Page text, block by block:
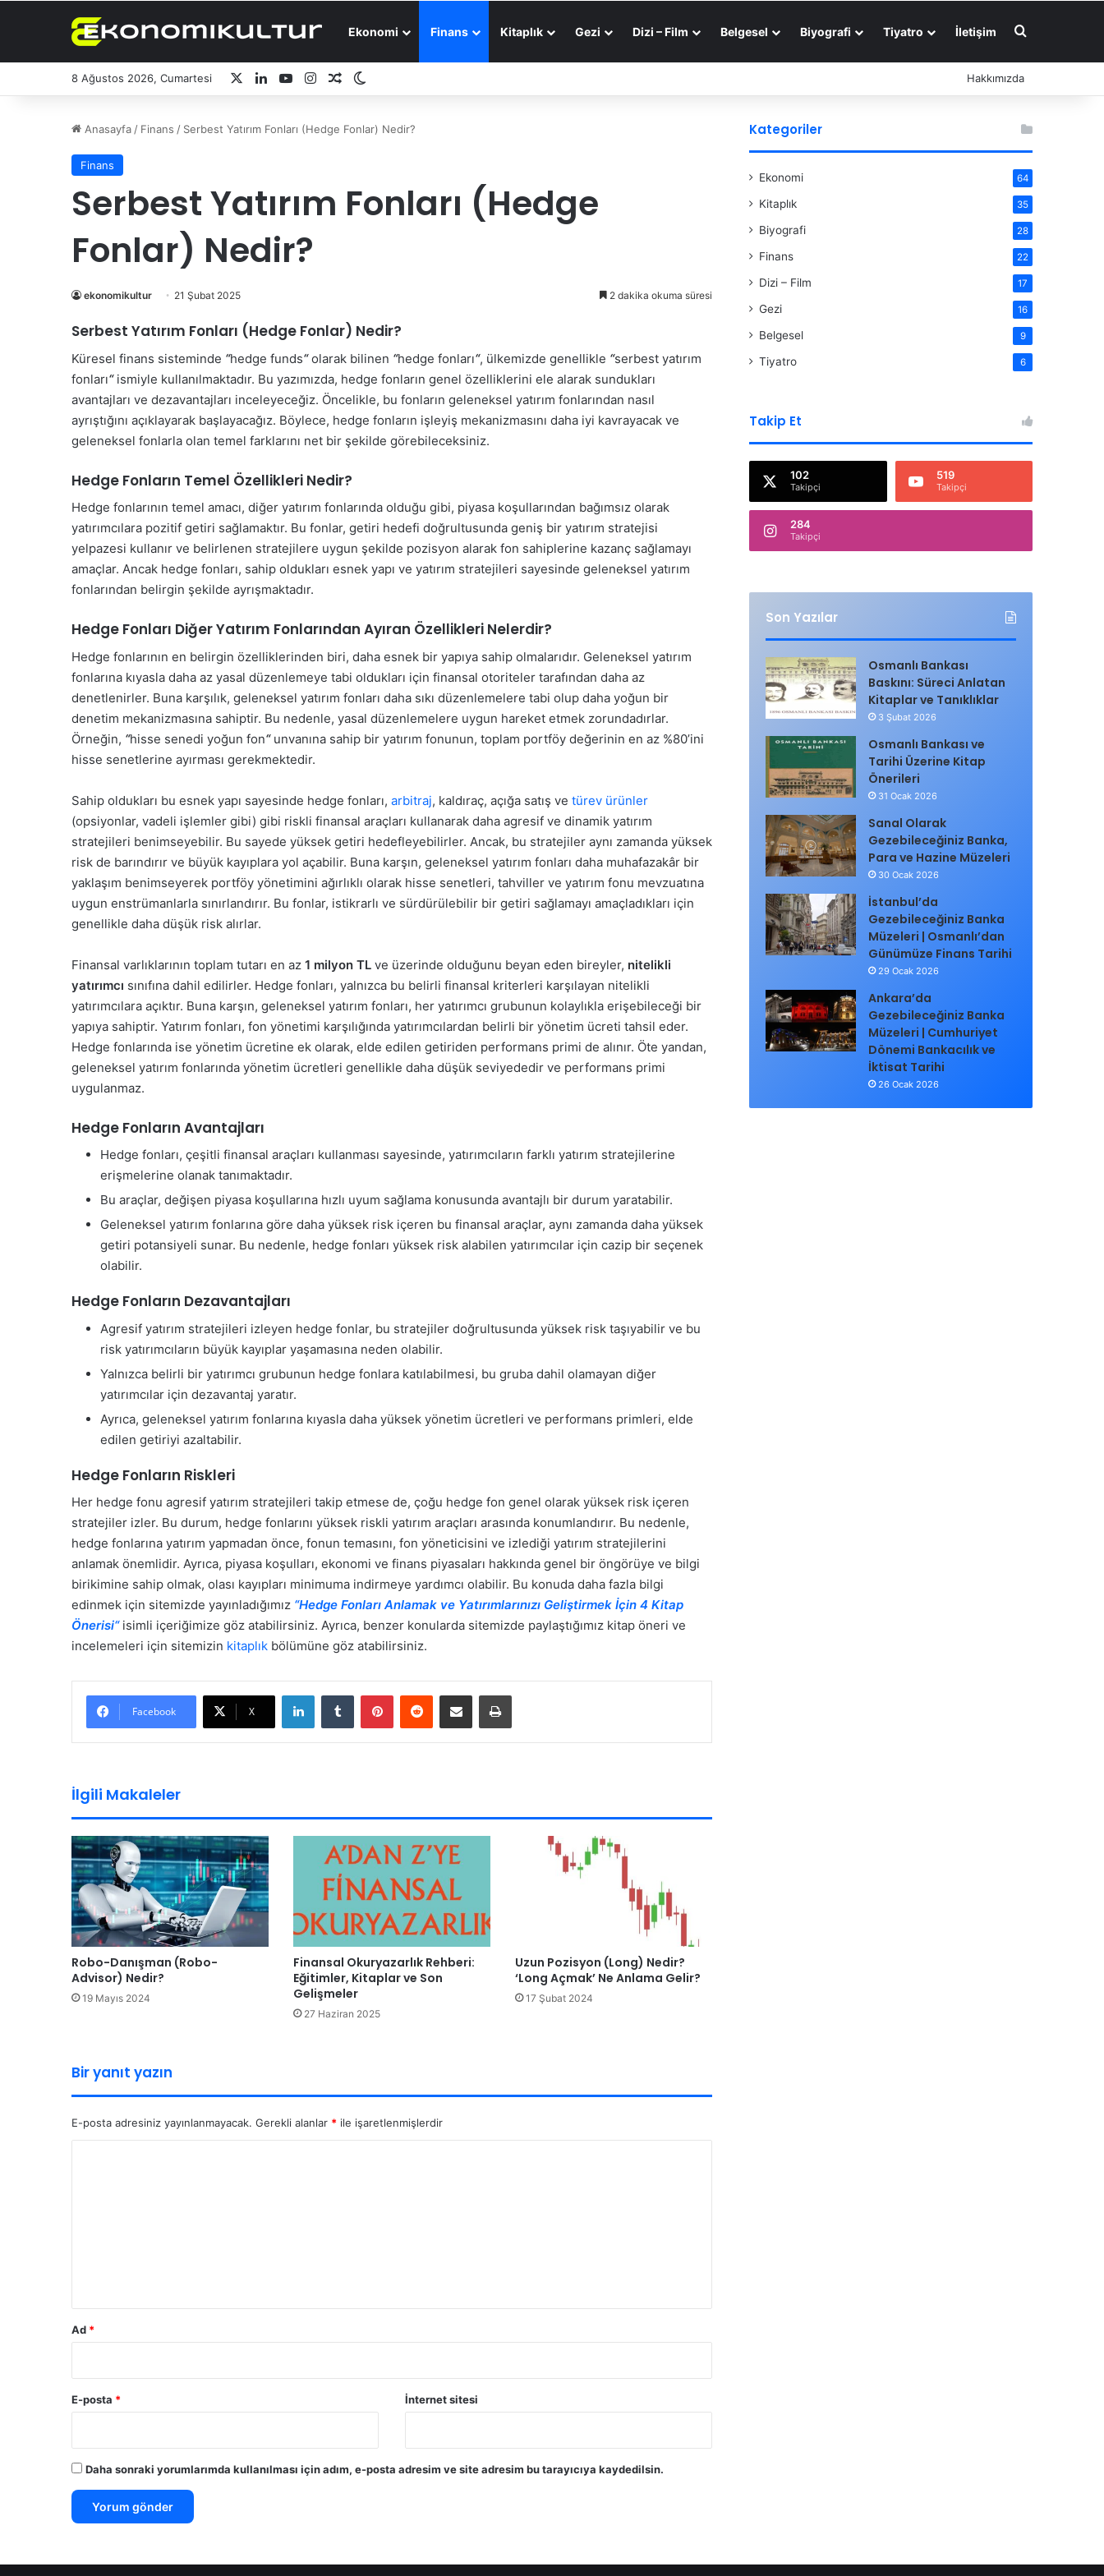
Ekonomi Finans Kitaplık Gezi Dizi – Film Belgesel Biyografi Tiyatro İletişim Arama yap
8 Ağustos 2026, Cumartesi LinkedInYouTubeInstagramRastgele Makale Hakkımızda
Anasayfa / Finans / Serbest Yatırım Fonları (Hedge Fonlar) Nedir?
Finans
Serbest Yatırım Fonları (Hedge
Fonlar) Nedir?
ekonomikultur 21 Şubat 2025 2 dakika okuma süresi
Serbest Yatırım Fonları (Hedge Fonlar) Nedir?
Küresel finans sisteminde “hedge funds“olarak bilinen “hedge fonları“, ülkemizde genellikle “serbest yatırım
fonları“ismiyle kullanılmaktadır. Bu yazımızda, hedge fonların genel özelliklerini ele alarak sundukları
avantajları ve dezavantajları inceleyeceğiz. Öncelikle, bu fonların geleneksel yatırım fonlarından nasıl
ayrıştığını açıklayarak başlayacağız. Böylece, hedge fonların işleyiş mekanizmasını daha iyi kavrayacak ve
geleneksel fonlarla olan temel farklarını net bir şekilde görebileceksiniz.
Hedge Fonların Temel Özellikleri Nedir?
Hedge fonlarının temel amacı, diğer yatırım fonlarında olduğu gibi, piyasa koşullarından bağımsız olarak
yatırımcılara pozitif getiri sağlamaktır. Bu fonlar, getiri hedefi doğrultusunda geniş bir yatırım stratejisi
yelpazesi kullanır ve belirlenen stratejilere uygun şekilde pozisyon alarak fon sahiplerine kazanç sağlamayı
amaçlar. Ancak hedge fonları, sahip oldukları esnek yapı ve yatırım stratejileri sayesinde geleneksel yatırım
fonlarından belirgin şekilde ayrışmaktadır.
Hedge Fonları Diğer Yatırım Fonlarından Ayıran Özellikleri Nelerdir?
Hedge fonlarının en belirgin özelliklerinden biri, daha esnek bir yapıya sahip olmalarıdır. Geleneksel yatırım
fonlarına kıyasla daha az yasal düzenlemeye tabi oldukları için finansal otoriteler tarafından daha az
denetlenirler. Buna karşılık, geleneksel yatırım fonları daha sıkı düzenlemelere tabi olup daha yoğun bir
denetim mekanizmasına sahiptir. Bu nedenle, yasal düzenlemelere uygun hareket etmek zorundadırlar.
Örneğin, “hisse senedi yoğun fon“unvanına sahip bir yatırım fonunun, toplam portföy değerinin en az %80’ini
hisse senetlerine ayırması gerekmektedir.
Sahip oldukları bu esnek yapı sayesinde hedge fonları, arbitraj, kaldıraç, açığa satış ve türev ürünler
(opsiyonlar, vadeli işlemler gibi) gibi riskli finansal araçları kullanarak daha agresif ve dinamik yatırım
stratejileri benimseyebilir. Bu sayede yüksek getiri hedefleyebilirler. Ancak, bu stratejiler aynı zamanda yüksek
risk de barındırır ve büyük kayıplara yol açabilir. Buna karşın, geleneksel yatırım fonları daha muhafazakâr bir
yaklaşım benimseyerek portföy yönetimini ağırlıklı olarak hisse senetleri, tahviller ve yatırım fonu mevzuatına
uygun enstrümanlarla sınırlandırır. Bu fonlar, istikrarlı ve sürdürülebilir bir getiri sağlamayı amaçladıkları için
genellikle daha düşük risk alırlar.
Finansal varlıklarının toplam tutarı en az 1 milyon TL ve üzerinde olduğunu beyan eden bireyler, nitelikli
yatırımcı sınıfına dahil edilirler. Hedge fonları, yalnızca bu belirli finansal kriterleri karşılayan nitelikli
yatırımcılara açıktır. Buna karşın, geleneksel yatırım fonları, her yatırımcı grubunun kolaylıkla erişebileceği bir
yapıya sahiptir. Yatırım fonları, fon yönetimi karşılığında yatırımcılardan belirli bir yönetim ücreti tahsil eder.
Hedge fonlarında ise yönetim ücretine ek olarak, elde edilen getiriden performans primi de alınır. Öte yandan,
geleneksel yatırım fonlarında yönetim ücretleri genellikle daha düşük seviyededir ve performans primi
uygulanmaz.
Hedge Fonların Avantajları
Hedge fonları, çeşitli finansal araçları kullanması sayesinde, yatırımcıların farklı yatırım stratejilerine
erişmelerine olanak tanımaktadır.
Bu araçlar, değişen piyasa koşullarına hızlı uyum sağlama konusunda avantajlı bir durum yaratabilir.
Geleneksel yatırım fonlarına göre daha yüksek risk içeren bu finansal araçlar, aynı zamanda daha yüksek
getiri potansiyeli sunar. Bu nedenle, hedge fonları yüksek risk alabilen yatırımcılar için cazip bir seçenek
olabilir.
Hedge Fonların Dezavantajları
Agresif yatırım stratejileri izleyen hedge fonlar, bu stratejiler doğrultusunda yüksek risk taşıyabilir ve bu
risk yatırımcıların büyük kayıplar yaşamasına neden olabilir.
Yalnızca belirli bir yatırımcı grubunun hedge fonlara katılabilmesi, bu gruba dahil olamayan diğer
yatırımcılar için dezavantaj yaratır.
Ayrıca, geleneksel yatırım fonlarına kıyasla daha yüksek yönetim ücretleri ve performans primleri, elde
edilen getiriyi azaltabilir.
Hedge Fonların Riskleri
Her hedge fonu agresif yatırım stratejileri takip etmese de, çoğu hedge fon genel olarak yüksek risk içeren
stratejiler izler. Bu durum, hedge fonlarını yüksek riskli yatırım araçları arasında konumlandırır. Bu nedenle,
hedge fonlarına yatırım yapmadan önce, fonun temasını, fon yöneticisini ve izlediği yatırım stratejilerini
anlamak önemlidir. Ayrıca, piyasa koşulları, ekonomi ve finans piyasaları hakkında genel bir öngörüye ve bilgi
birikimine sahip olmak, olası kayıpları minimuma indirmeye yardımcı olabilir. Bu konuda daha fazla bilgi
edinmek için sitemizde yayınladığımız “Hedge Fonları Anlamak ve Yatırımlarınızı Geliştirmek İçin 4 Kitap
Önerisi“isimli içeriğimize göz atabilirsiniz. Ayrıca, benzer konularda sitemizde paylaştığımız kitap öneri ve
incelemeleri için sitemizin kitaplık bölümüne göz atabilirsiniz.
Facebook X
LinkedInTumblr PinterestReddit E-Posta ile paylaş Yazdır
İlgili Makaleler
Robo-Danışman (Robo-
Advisor) Nedir?
19 Mayıs 2024
Finansal Okuryazarlık Rehberi:
Eğitimler, Kitaplar ve Son
Gelişmeler
27 Haziran 2025
Uzun Pozisyon (Long) Nedir?
‘Long Açmak’ Ne Anlama Gelir?
17 Şubat 2024
Bir yanıt yazın
E-posta adresiniz yayınlanmayacak. Gerekli alanlar * ile işaretlenmişlerdir
Ad *
E-posta * İnternet sitesi
Daha sonraki yorumlarımda kullanılması için adım, e-posta adresim ve site adresim bu tarayıcıya kaydedilsin.
Kategoriler
Ekonomi 64
Kitaplık 35
Biyografi 28
Finans 22
Dizi – Film 17
Gezi 16
Belgesel 9
Tiyatro 6
Takip Et
102
Takipçi
519
Takipçi
284
Takipçi
Son Yazılar
Osmanlı Bankası
Baskını: Süreci Anlatan
Kitaplar ve Tanıklıklar
3 Şubat 2026
Osmanlı Bankası ve
Tarihi Üzerine Kitap
Önerileri
31 Ocak 2026
Sanal Olarak
Gezebileceğiniz Banka,
Para ve Hazine Müzeleri
30 Ocak 2026
İstanbul’da
Gezebileceğiniz Banka
Müzeleri | Osmanlı’dan
Günümüze Finans Tarihi
29 Ocak 2026
Ankara’da
Gezebileceğiniz Banka
Müzeleri | Cumhuriyet
Dönemi Bankacılık ve
İktisat Tarihi
26 Ocak 2026